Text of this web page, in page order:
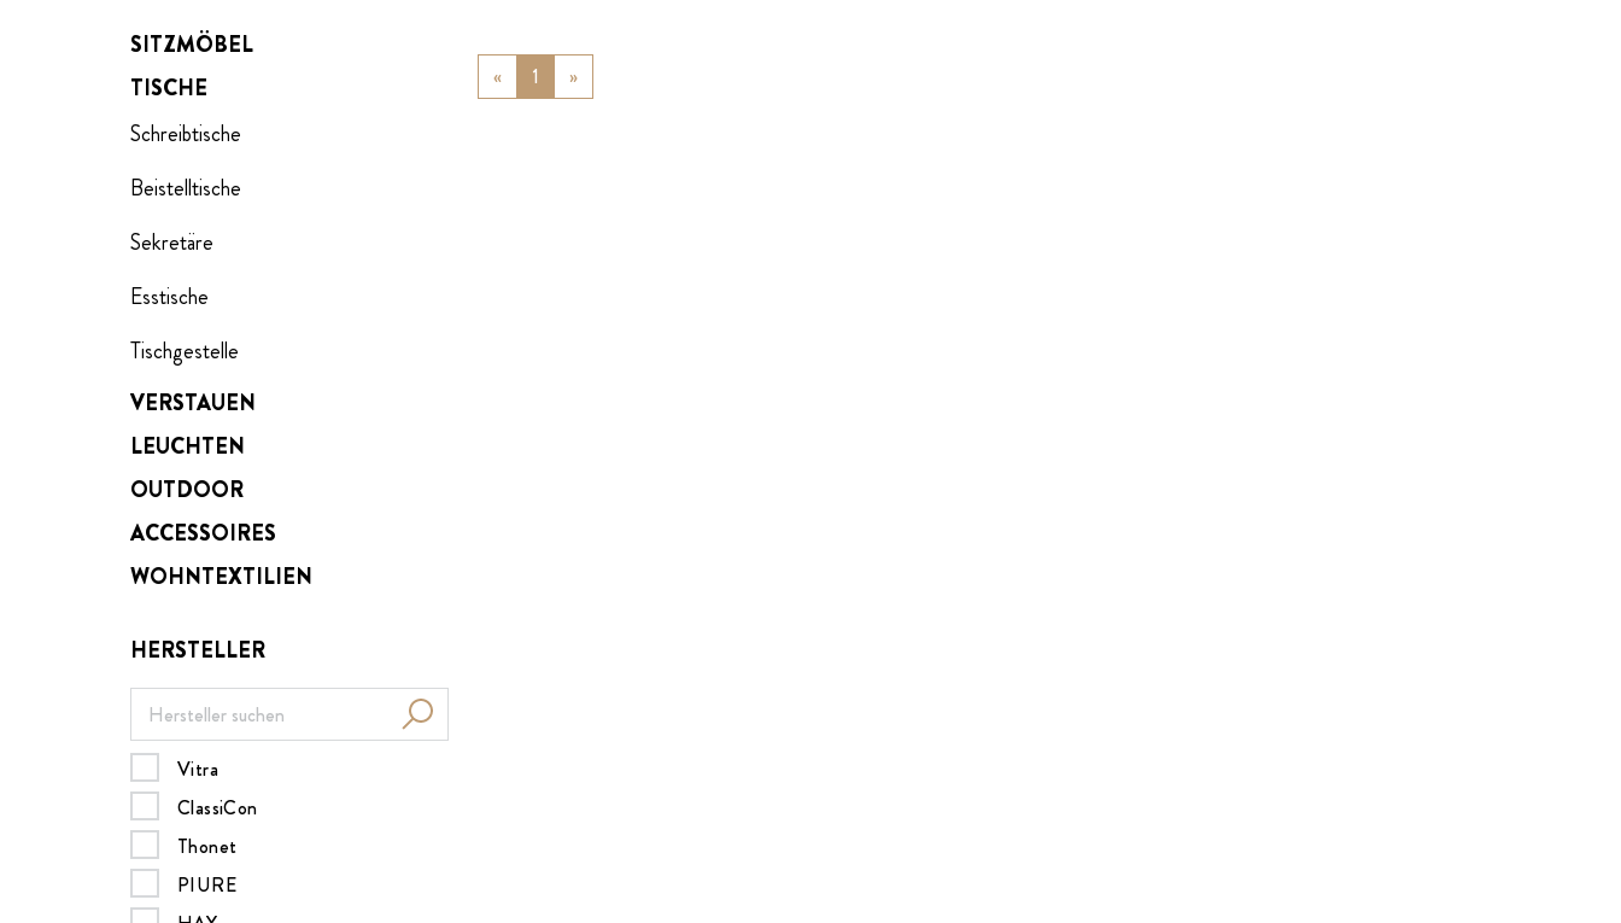
SITZMÖBEL
TISCHE
Schreibtische
Beistelltische
Sekretäre
Esstische
Tischgestelle
VERSTAUEN
LEUCHTEN
OUTDOOR
ACCESSOIRES
WOHNTEXTILIEN
HERSTELLER
Vitra
ClassiCon
Thonet
PIURE
« Previous
1 »